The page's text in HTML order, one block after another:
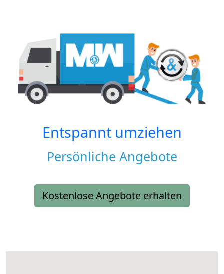
Entspannt umziehen
Persönliche Angebote
Kostenlose Angebote erhalten